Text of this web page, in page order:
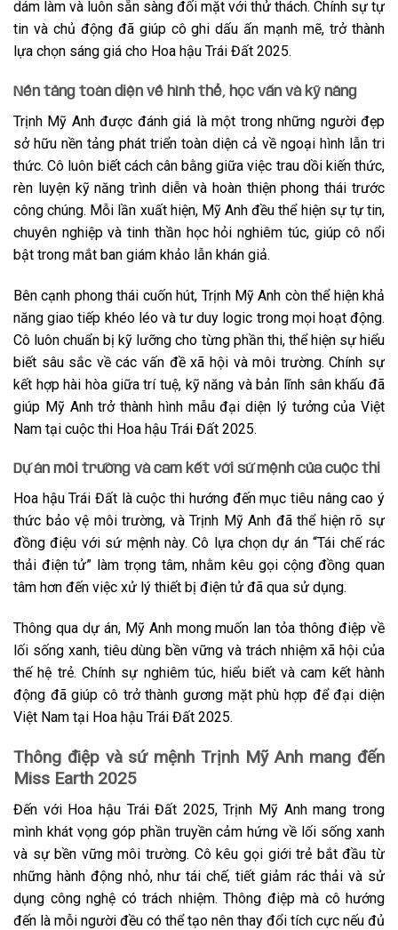
dám làm và luôn sẵn sàng đối mặt với thử thách. Chính sự tự
tin và chủ động đã giúp cô ghi dấu ấn mạnh mẽ, trở thành
lựa chọn sáng giá cho Hoa hậu Trái Đất 2025.
Nền tảng toàn diện về hình thể, học vấn và kỹ năng
Trịnh Mỹ Anh được đánh giá là một trong những người đẹp
sở hữu nền tảng phát triển toàn diện cả về ngoại hình lẫn tri
thức. Cô luôn biết cách cân bằng giữa việc trau dồi kiến thức,
rèn luyện kỹ năng trình diễn và hoàn thiện phong thái trước
công chúng. Mỗi lần xuất hiện, Mỹ Anh đều thể hiện sự tự tin,
chuyên nghiệp và tinh thần học hỏi nghiêm túc, giúp cô nổi
bật trong mắt ban giám khảo lẫn khán giả.
Bên cạnh phong thái cuốn hút, Trịnh Mỹ Anh còn thể hiện khả
năng giao tiếp khéo léo và tư duy logic trong mọi hoạt động.
Cô luôn chuẩn bị kỹ lưỡng cho từng phần thi, thể hiện sự hiểu
biết sâu sắc về các vấn đề xã hội và môi trường. Chính sự
kết hợp hài hòa giữa trí tuệ, kỹ năng và bản lĩnh sân khấu đã
giúp Mỹ Anh trở thành hình mẫu đại diện lý tưởng của Việt
Nam tại cuộc thi Hoa hậu Trái Đất 2025.
Dự án môi trường và cam kết với sứ mệnh của cuộc thi
Hoa hậu Trái Đất là cuộc thi hướng đến mục tiêu nâng cao ý
thức bảo vệ môi trường, và Trịnh Mỹ Anh đã thể hiện rõ sự
đồng điệu với sứ mệnh này. Cô lựa chọn dự án “Tái chế rác
thải điện tử” làm trọng tâm, nhằm kêu gọi cộng đồng quan
tâm hơn đến việc xử lý thiết bị điện tử đã qua sử dụng.
Thông qua dự án, Mỹ Anh mong muốn lan tỏa thông điệp về
lối sống xanh, tiêu dùng bền vững và trách nhiệm xã hội của
thế hệ trẻ. Chính sự nghiêm túc, hiểu biết và cam kết hành
động đã giúp cô trở thành gương mặt phù hợp để đại diện
Việt Nam tại Hoa hậu Trái Đất 2025.
Thông điệp và sứ mệnh Trịnh Mỹ Anh mang đến
Miss Earth 2025
Đến với Hoa hậu Trái Đất 2025, Trịnh Mỹ Anh mang trong
mình khát vọng góp phần truyền cảm hứng về lối sống xanh
và sự bền vững môi trường. Cô kêu gọi giới trẻ bắt đầu từ
những hành động nhỏ, như tái chế, tiết giảm rác thải và sử
dụng công nghệ có trách nhiệm. Thông điệp mà cô hướng
đến là mỗi người đều có thể tạo nên thay đổi tích cực nếu đủ